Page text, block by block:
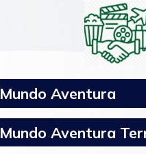
Mundo Aventura
Mundo Aventura